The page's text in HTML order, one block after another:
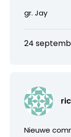
gr. Jay
24
Nieuwe